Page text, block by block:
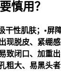
慎用？
干性肌肤；•屏
现脱皮、紧绷感
致闭口、加重
粗大、易黑头者